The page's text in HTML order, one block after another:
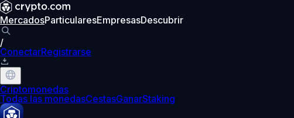
MercadosParticularesEmpresasDescubrir
/
ConectarRegistrarse
Criptomonedas
Todas las monedasCestasGanarStaking